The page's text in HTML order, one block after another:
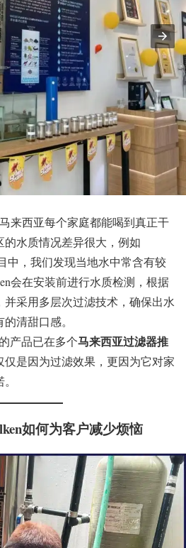
来西亚每个家庭都能喝到真正干
水质情况差异很大，例如
中，我们发现当地水中常含有较
会在安装前进行水质检测，根据
采用多层次过滤技术，确保出水
清甜口感。
产品已在多个马来西亚过滤器推
是因为过滤效果，更因为它对家
如何为客户减少烦恼